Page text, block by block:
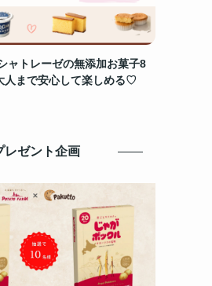
ャトレーゼの無添加お菓子8
人まで安心して楽しめる♡
レゼント企画